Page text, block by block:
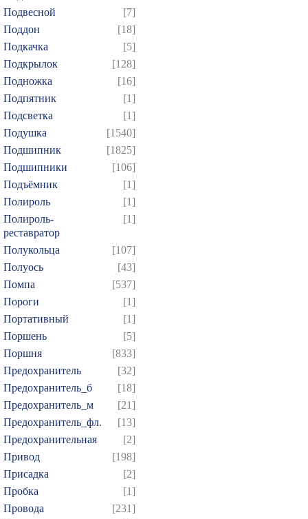
Подвесной
[7]
Поддон
[18]
Подкачка
[5]
Подкрылок
[128]
Подножка
[16]
Подпятник
[1]
Подсветка
[1]
Подушка
[1540]
Подшипник
[1825]
Подшипники
[106]
Подъёмник
[1]
Полироль
[1]
Полироль-
реставратор
[1]
Полукольца
[107]
Полуось
[43]
Помпа
[537]
Пороги
[1]
Портативный
[1]
Поршень
[5]
Поршня
[833]
Предохранитель
[32]
Предохранитель_б
[18]
Предохранитель_м
[21]
Предохранитель_фл.
[13]
Предохранительная
[2]
Привод
[198]
Присадка
[2]
Пробка
[1]
Провода
[231]